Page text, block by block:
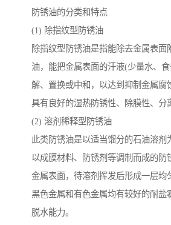
防锈油的分类和特点
(1) 除指纹型防锈油
除指纹型防锈油是指能除去金属表面
油，能把金属表面的汗液(少量水、
解、置换或中和，以达到抑制金属腐
具有良好的湿热防锈性、除膜性、分
(2) 溶剂稀释型防锈油
此类防锈油是以适当馏分的石油溶剂
以成膜材料、防锈剂等调制而成的防
金属表面，待溶剂挥发后形成一层均
黑色金属和有色金属均有较好的耐盐
脱水能力。